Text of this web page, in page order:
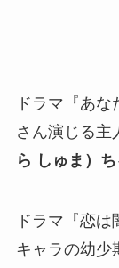
ドラマ『あ
さん演じる主
ら しゅま）
ドラマ『恋
キャラの幼少